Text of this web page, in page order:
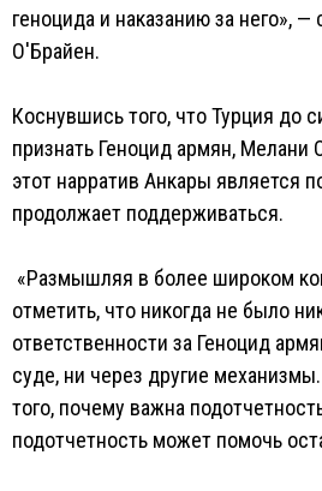
геноцида и наказанию за него», —
О'Брайен.
Коснувшись того, что Турция до
признать Геноцид армян, Мелани
этот нарратив Анкары является
продолжает поддерживаться.
«Размышляя в более широком
отметить, что никогда не было
ответственности за Геноцид
суде, ни через другие
того, почему важна
подотчетность может помочь